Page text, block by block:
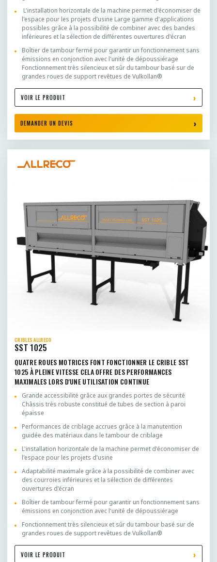
L'installation horizontale de la machine permet d'économiser de
l'espace pour les projets d'usine Large gamme d'applications
possibles grâce à la possibilité de combiner avec des bandes
inférieures et la sélection de différentes ouvertures d'écran
Boîtier de tambour fermé pour garantir un fonctionnement sans
émissions en conjonction avec l'unité de dépoussiérage
Fonctionnement très silencieux et sûr du tambour basé sur de
grandes roues de support revêtues de Vulkollan®
VOIR LE PRODUIT
DEMANDER UN DEVIS
CRIBLES ALLRECO
SST 1025
QUATRE ROUES MOTRICES FONT FONCTIONNER LE CRIBLE SST
1025 À PLEINE VITESSE CELA OFFRE DES PERFORMANCES
MAXIMALES LORS D'UNE UTILISATION CONTINUE
Grande accessibilité grâce aux grandes portes de sécurité
Châssis très robuste constitué de tubes de section à paroi
épaisse
Performances de criblage accrues grâce à la manutention
guidée des matériaux dans le tambour de criblage
L'installation horizontale de la machine permet d'économiser de
l'espace pour les projets d'usine
Adaptabilité maximale grâce à la possibilité de combiner avec
des courroies inférieures et la sélection de différentes
ouvertures d'écran
Boîtier de tambour fermé pour garantir un fonctionnement sans
émissions en conjonction avec l'unité de dépoussiérage
Fonctionnement très silencieux et sûr du tambour basé sur de
grandes roues de support revêtues de Vulkollan®
VOIR LE PRODUIT